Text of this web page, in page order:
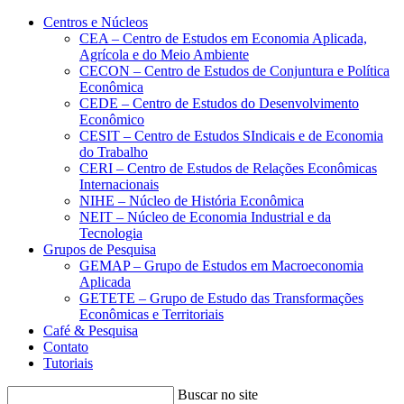
Conteúdo principal Menu principal
Centros e Núcleos
CEA – Centro de Estudos em Economia Aplicada,
Agrícola e do Meio Ambiente
CECON – Centro de Estudos de Conjuntura e Política
Econômica
CEDE – Centro de Estudos do Desenvolvimento
Econômico
CESIT – Centro de Estudos SIndicais e de Economia
do Trabalho
CERI – Centro de Estudos de Relações Econômicas
Internacionais
NIHE – Núcleo de História Econômica
NEIT – Núcleo de Economia Industrial e da
Tecnologia
Grupos de Pesquisa
GEMAP – Grupo de Estudos em Macroeconomia
Aplicada
GETETE – Grupo de Estudo das Transformações
Econômicas e Territoriais
Café & Pesquisa
Contato
Tutoriais
Buscar no site